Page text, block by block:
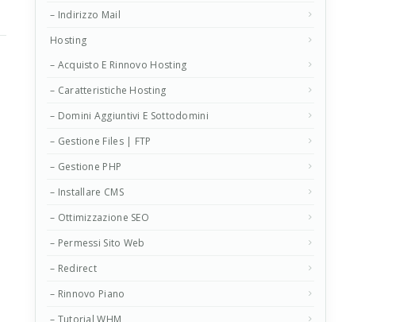
– Indirizzo Mail
Hosting
– Acquisto E Rinnovo Hosting
– Caratteristiche Hosting
– Domini Aggiuntivi E Sottodomini
– Gestione Files | FTP
– Gestione PHP
– Installare CMS
– Ottimizzazione SEO
– Permessi Sito Web
– Redirect
– Rinnovo Piano
– Tutorial WHM